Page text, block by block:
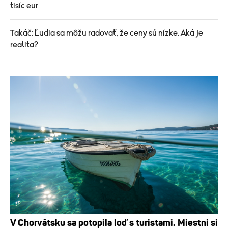
tisíc eur
Takáč: Ľudia sa môžu radovať, že ceny sú nízke. Aká je
realita?
V Chorvátsku sa potopila loď s turistami. Miestni si